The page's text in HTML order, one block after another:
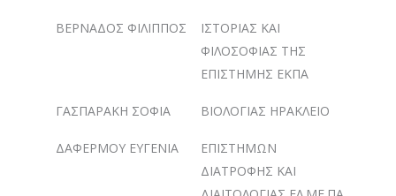
ΒΕΡΝΑΔΟΣ ΦΙΛΙΠΠΟΣ
ΙΣΤΟΡΙΑΣ ΚΑΙ
ΦΙΛΟΣΟΦΙΑΣ ΤΗΣ
ΕΠΙΣΤΗΜΗΣ ΕΚΠΑ
ΓΑΣΠΑΡΑΚΗ ΣΟΦΙΑ ΒΙΟΛΟΓΙΑΣ ΗΡΑΚΛΕΙΟ
ΔΑΦΕΡΜΟΥ ΕΥΓΕΝΙΑ
ΕΠΙΣΤΗΜΩΝ
ΔΙΑΤΡΟΦΗΣ ΚΑΙ